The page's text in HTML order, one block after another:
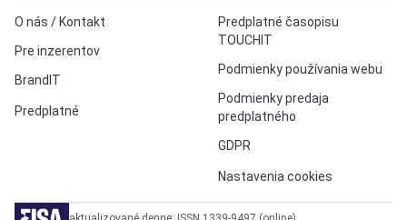
O nás / Kontakt
Pre inzerentov
BrandIT
Predplatné
Predplatné časopisu
TOUCHIT
Podmienky používania webu
Podmienky predaja
predplatného
GDPR
Nastavenia cookies